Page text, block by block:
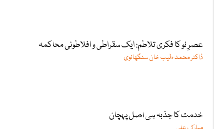
عصرِ نو کا فکری تلاطم: ایک سقراطی و افلاطونی محاکمہ
ڈاکٹر محمد طیب خان سنگھانوی
خدمت کا جذبہ ہی اصل پہچان